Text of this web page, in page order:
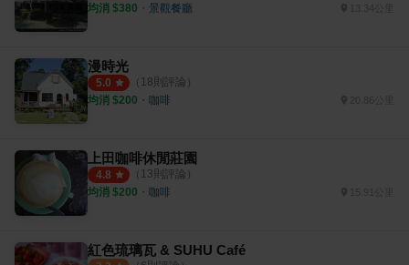
均消 $380 ・ 景觀餐廳 13.34公里
漫時光
5.0 （ 18則評論）
均消 $200 ・ 咖啡
上田咖啡休閒莊園
4.8 （ 13則評論）
均消 $200 ・ 咖啡 15.91公里
紅色琉璃瓦 & SUHU Café